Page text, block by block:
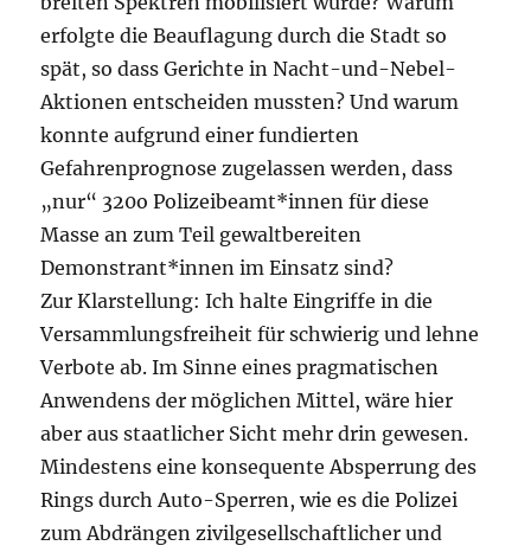
erfolgte die Beauflagung durch die Stadt so
spät, so dass Gerichte in Nacht-und-Nebel-
Aktionen entscheiden mussten? Und warum
konnte aufgrund einer fundierten
Gefahrenprognose zugelassen werden, dass
„nur“ 320o Polizeibeamt*innen für diese
Masse an zum Teil gewaltbereiten
Demonstrant*innen im Einsatz sind?
Zur Klarstellung: Ich halte Eingriffe in die
Versammlungsfreiheit für schwierig und lehne
Verbote ab. Im Sinne eines pragmatischen
Anwendens der möglichen Mittel, wäre hier
aber aus staatlicher Sicht mehr drin gewesen.
Mindestens eine konsequente Absperrung des
Rings durch Auto-Sperren, wie es die Polizei
zum Abdrängen zivilgesellschaftlicher und